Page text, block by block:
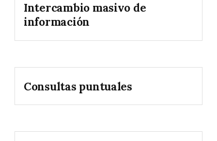
Intercambio masivo de
información
Consultas puntuales